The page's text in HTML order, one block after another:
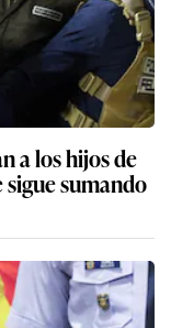
a los hijos de
sumando